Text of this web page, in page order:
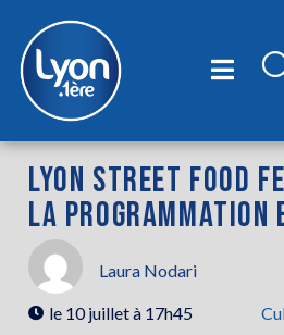
LYON STREET FOOD
LA PROGRAMMATION
Laura Nodari
le 10 juillet à 17h45